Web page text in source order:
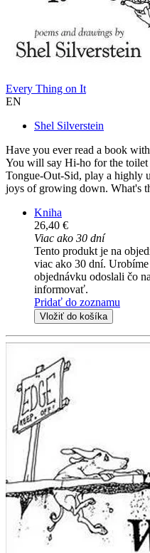
Every Thing on It
EN
Shel Silverstein
Have you ever read a book
You will say Hi-ho for the
Tongue-Out-Sid, play a highly
joys of growing down. What's
Kniha
26,40 €
Viac ako 30 dní
Tento produkt je na
viac ako 30 dní. Urobíme
objednávku odoslali čo
informovať.
Pridať do zoznamu
Vložiť do košíka